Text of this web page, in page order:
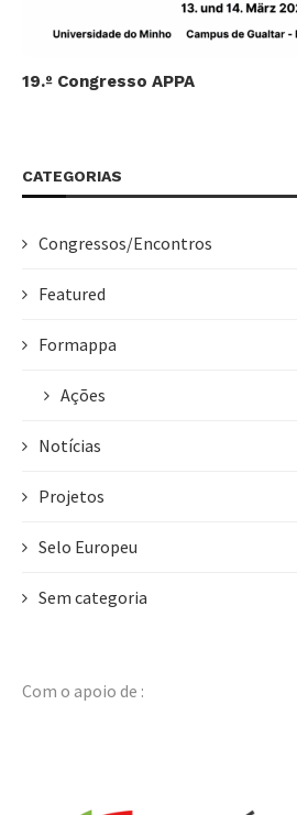
19.º Congresso APPA
CATEGORIAS
Congressos/Encontros
Featured
Formappa
Ações
Notícias
Projetos
Selo Europeu
Sem categoria
Com o apoio de :